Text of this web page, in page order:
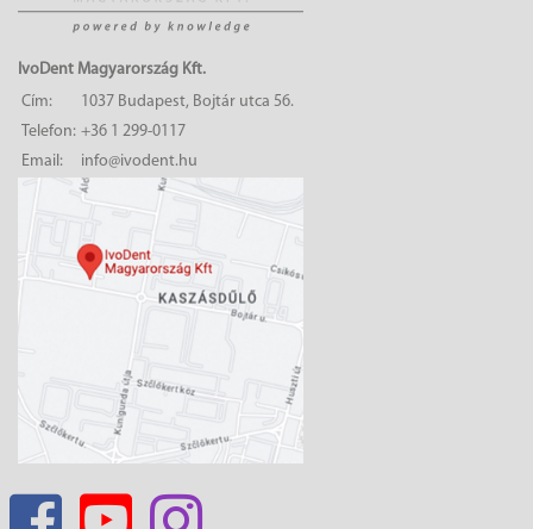
IvoDent Magyarország Kft.
Cím:
1037 Budapest, Bojtár utca 56.
Telefon: +36 1 299-0117
Email:
info@ivodent.hu